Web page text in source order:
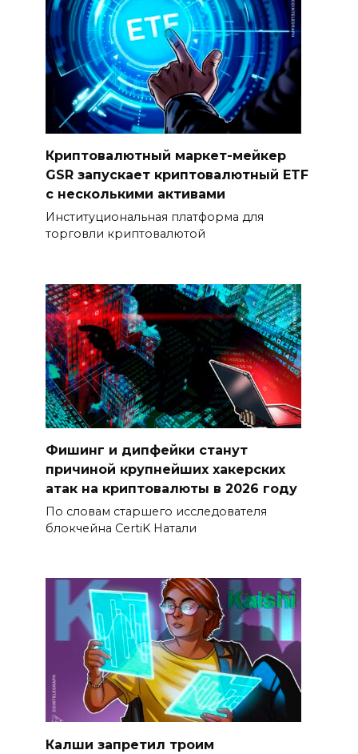
Криптовалютный маркет-мейкер
GSR запускает криптовалютный ETF
с несколькими активами
Институциональная платформа для
торговли криптовалютой
Фишинг и дипфейки станут
причиной крупнейших хакерских
атак на криптовалюты в 2026 году
По словам старшего исследователя
блокчейна CertiK Натали
Калши запретил троим